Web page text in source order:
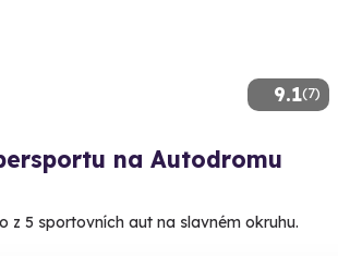
9.1(7)
na Autodromu
z 5 sportovních aut na slavném okruhu.